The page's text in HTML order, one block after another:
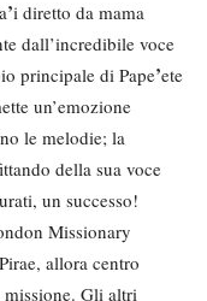
’i diretto da mama
dall’incredibile voce
principale di Pape’ete
un’emozione
le melodie; la
della sua voce
un successo!
Missionary
allora centro
Gli altri